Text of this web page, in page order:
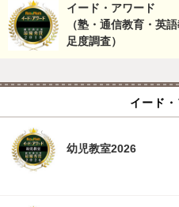
イード・アワード
（塾・通信教育・英
足度調査）
イード
幼児教室2026